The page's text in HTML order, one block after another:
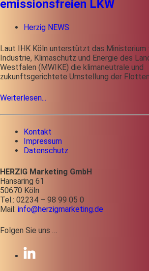
emissionsfreien LKW
Herzig NEWS
Laut IHK Köln unterstützt das
Industrie, Klimaschutz und Energie des
Westfalen (MWIKE) die klimaneutrale und
zukunftsgerichtete Umstellung der Flotten
Weiterlesen...
Kontakt
Impressum
Datenschutz
HERZIG Marketing GmbH
Hansaring 61
50670 Köln
Tel.: 02234 – 98 99 05 0
Mail: info@herzigmarketing.de
Folgen Sie uns …